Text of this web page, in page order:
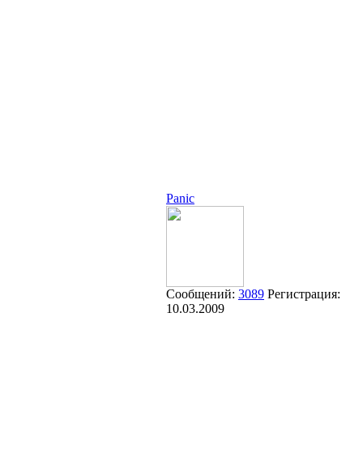
Panic
Сообщений: 3089 Регистрация:
10.03.2009